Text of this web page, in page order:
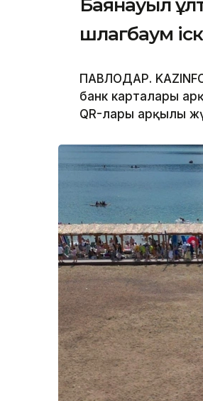
Баянауыл
шлагбаум
ПАВЛОДАР.
банк карталары
QR-лары арқылы